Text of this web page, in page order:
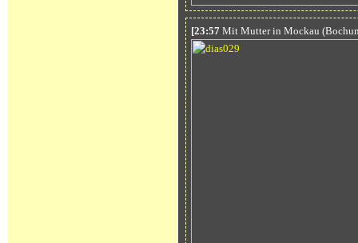
[23:57Mit Mutter in Mockau